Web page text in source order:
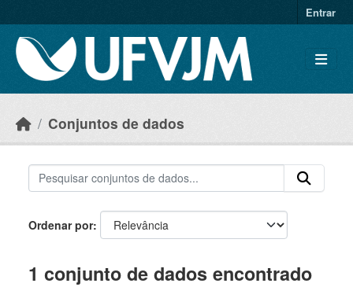
Entrar
Conjuntos de dados
Ordenar por
1 conjunto de dados encontrado